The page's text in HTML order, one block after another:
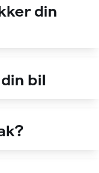
din
bil